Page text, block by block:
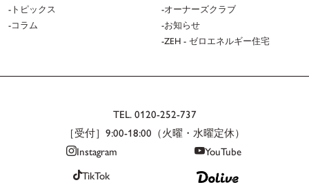
トピックス
コラム
オーナーズクラブ
お知らせ
ZEH - ゼロエネルギー住宅
TEL.0120-252-737
［受付］9:00-18:00（火曜・水曜定休）
Instagram
YouTube
TikTok